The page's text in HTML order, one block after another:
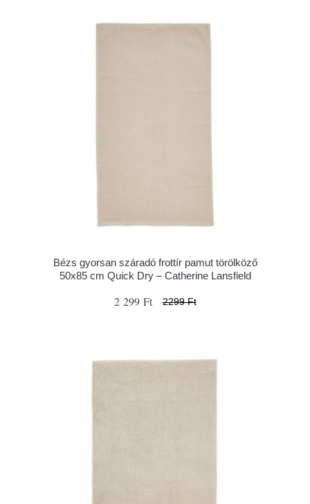
Bézs gyorsan száradó frottír pamut törölköző
50x85 cm Quick Dry – Catherine Lansfield
2 299 Ft 2299 Ft